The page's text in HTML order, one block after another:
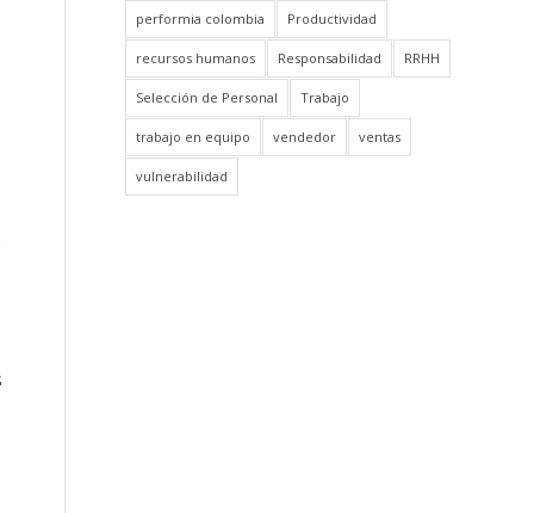
performia colombia Productividad
recursos humanos Responsabilidad RRHH
Selección de Personal Trabajo
trabajo en equipo vendedor ventas
vulnerabilidad